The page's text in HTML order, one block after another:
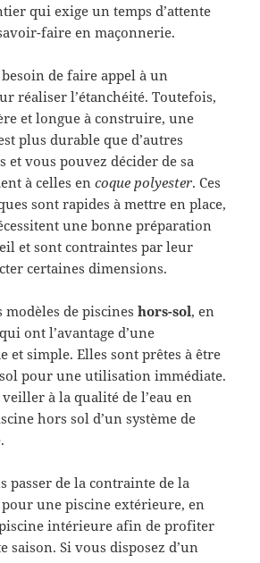
qui exige un temps d’attente
faire en maçonnerie.
de faire appel à un
réaliser l’étanchéité. Toutefois,
et longue à construire, une
plus durable que d’autres
et vous pouvez décider de sa
à celles encoque polyester. Ces
sont rapides à mettre en place,
une bonne préparation
et sont contraintes par leur
certaines dimensions.
modèles de piscines hors-sol, en
ont l’avantage d’une
et simple. Elles sont prêtes à être
sol pour une utilisation immédiate.
à la qualité de l’eau en
hors sol d’un système de
passer de la contrainte de la
une piscine extérieure, en
intérieure afin de profiter
saison. Si vous disposez d’un